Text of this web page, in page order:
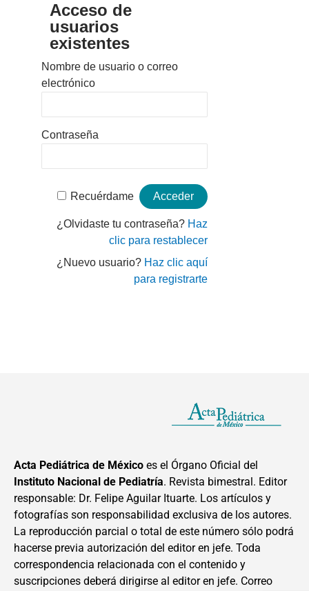
Acceso de
usuarios
existentes
Nombre de usuario o correo
electrónico
Contraseña
Recuérdame
¿Olvidaste tu contraseña? Haz
clic para restablecer
¿Nuevo usuario? Haz clic aquí
para registrarte
Acta Pediátrica de México es el Órgano Oficial del
Instituto Nacional de Pediatría. Revista bimestral. Editor
responsable: Dr. Felipe Aguilar Ituarte. Los artículos y
fotografías son responsabilidad exclusiva de los autores.
La reproducción parcial o total de este número sólo podrá
hacerse previa autorización del editor en jefe. Toda
correspondencia relacionada con el contenido y
suscripciones deberá dirigirse al editor en jefe. Correo